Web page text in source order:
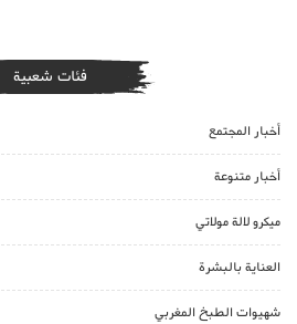
فئات شعبية
أخبار المجتمع
أخبار متنوعة
ميكرو لالة مولاتي
العناية بالبشرة
شهيوات الطبخ المغربي